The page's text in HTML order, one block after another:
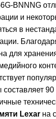
BNNNG
и
в
для
Lexarна